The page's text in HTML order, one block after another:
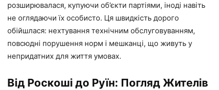
розширювалася, купуючи об’єкти партіями, іноді навіть
не оглядаючи їх особисто. Ця швидкість дорого
обійшлася: нехтування технічним обслуговуванням,
повсюдні порушення норм і мешканці, що живуть у
непридатних для життя умовах.
Від Роскоші до Руїн: Погляд Жителів